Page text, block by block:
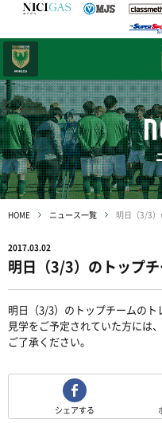
HOME ニュース一覧
2017.03.02
明日（3/3）のトップ
明日（3/3）のトップチームのト
見学をご予定されていた方には
ご了承ください。
シェアする